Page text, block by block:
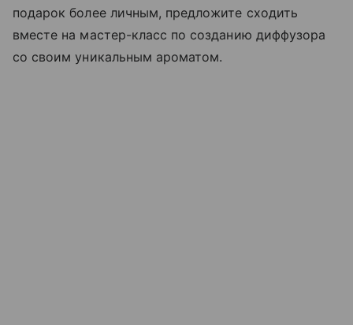
подарок более личным, предложите сходить
вместе на мастер-класс по созданию диффузора
со своим уникальным ароматом.